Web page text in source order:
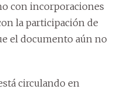
con incorporaciones
la participación de
el documento aún no
circulando en